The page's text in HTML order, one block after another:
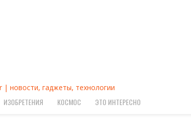
| новости, гаджеты, технологии
ИЗОБРЕТЕНИЯ КОСМОС ЭТО ИНТЕРЕСНО